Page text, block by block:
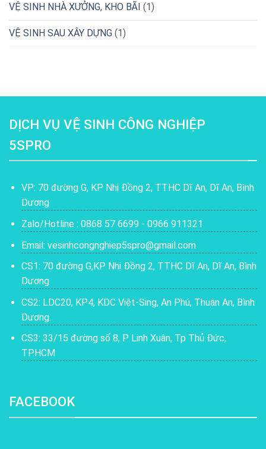
VỆ SINH NHÀ XƯỞNG, KHO BÃI (1)
VỆ SINH SAU XÂY DỰNG (1)
DỊCH VỤ VỆ SINH CÔNG NGHIỆP
5SPRO
VP: 70 đường G, KP Nhị Đồng 2, TTHC Dĩ An, Dĩ An, Bình
Dương
Zalo/Hotline : 0868 57 6699 - 0966 911321
Email: vesinhcongnghiep5spro@gmail.com
CS1: 70 đường G,KP Nhị Đồng 2, TTHC Dĩ An, Dĩ An, Bình
Dương
CS2: LDC20, KP4, KDC Việt-Sing, An Phú, Thuận An, Bình
Dương.
CS3: 33/15 đường số 8, P Linh Xuân, Tp Thủ Đức,
TP.HCM
FACEBOOK